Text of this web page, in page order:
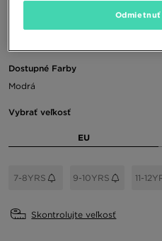
50,00 €
Dostupné Farby
Modrá
Vybrať veľkosť
EU
7-8YRS 9-10YRS 11-
Skontrolujte veľkosť